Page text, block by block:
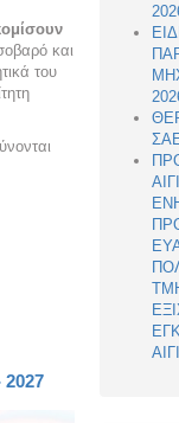
και
του